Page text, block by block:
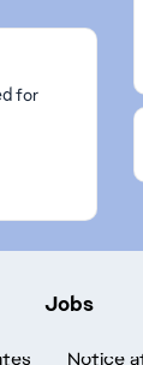
for
Jobs
Notice